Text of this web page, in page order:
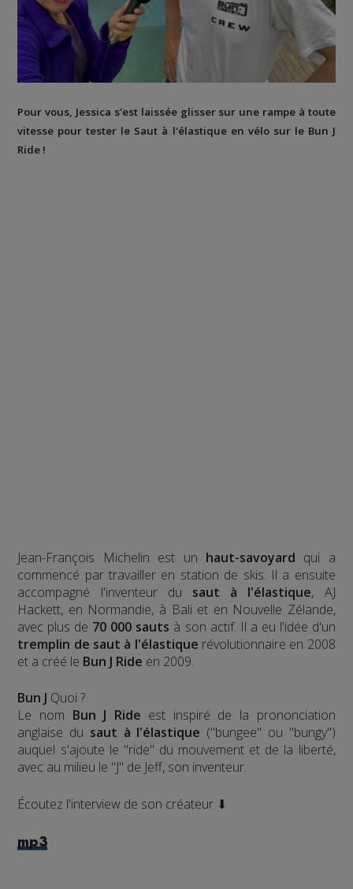
Pour vous, Jessica s'est laissée glisser sur une rampe à toute
vitesse pour tester le Saut à l'élastique en vélo sur le Bun J
Ride !
Jean-François Michelin est un haut-savoyard qui a
commencé par travailler en station de skis. Il a ensuite
accompagné l'inventeur du saut à l'élastique, AJ
Hackett, en Normandie, à Bali et en Nouvelle Zélande,
avec plus de 70 000 sauts à son actif. Il a eu l'idée d'un
tremplin de saut à l'élastique révolutionnaire en 2008
et a créé le Bun J Ride en 2009.
Bun J Quoi ?
Le nom Bun J Ride est inspiré de la prononciation
anglaise du saut à l'élastique ("bungee" ou "bungy")
auquel s'ajoute le "ride" du mouvement et de la liberté,
avec au milieu le "J" de Jeff, son inventeur.
Écoutez l'interview de son créateur ⬇
mp3